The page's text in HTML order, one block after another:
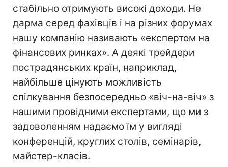
стабільно отримують високі доходи. Не
дарма серед фахівців і на різних форумах
нашу компанію називають «експертом на
фінансових ринках». А деякі трейдери
пострадянських країн, наприклад,
найбільше цінують можливість
спілкування безпосередньо «віч-на-віч» з
нашими провідними експертами, що ми з
задоволенням надаємо їм у вигляді
конференцій, круглих столів, семінарів,
майстер-класів.